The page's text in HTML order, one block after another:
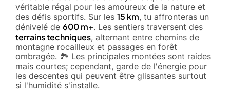
véritable régal pour les amoureux de la nature et
des défis sportifs. Sur les 15 km, tu affronteras un
dénivelé de 600 m+. Les sentiers traversent des
terrains techniques, alternant entre chemins de
montagne rocailleux et passages en forêt
ombragée. 🏞️ Les principales montées sont raides
mais courtes; cependant, garde de l'énergie pour
les descentes qui peuvent être glissantes surtout
si l'humidité s'installe.